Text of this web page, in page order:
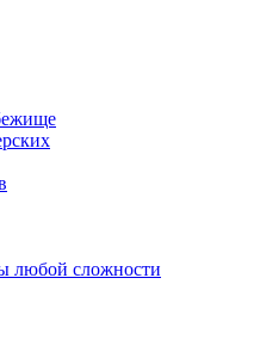
любой сложности